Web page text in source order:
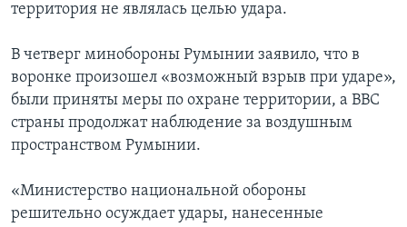
территория не являлась целью удара.
В четверг минобороны Румынии заявило, что в
воронке произошел «возможный взрыв при ударе»,
были приняты меры по охране территории, а ВВС
страны продолжат наблюдение за воздушным
пространством Румынии.
«Министерство национальной обороны
решительно осуждает удары, нанесенные